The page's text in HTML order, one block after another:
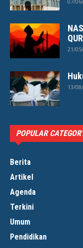
21/
13/
POPULAR
Berita
Artikel
Agenda
Terkini
Umum
Pendidikan